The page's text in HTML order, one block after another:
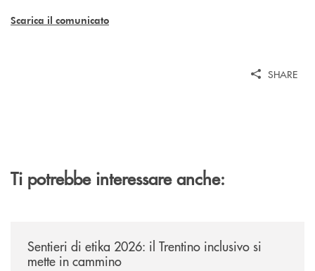
Scarica il comunicato
SHARE
Ti potrebbe interessare anche:
Sentieri di etika 2026: il Trentino inclusivo si
mette in cammino